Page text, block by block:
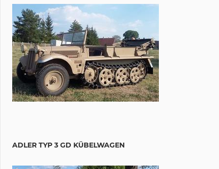
ADLER TYP 3 GD KÜBELWAGEN